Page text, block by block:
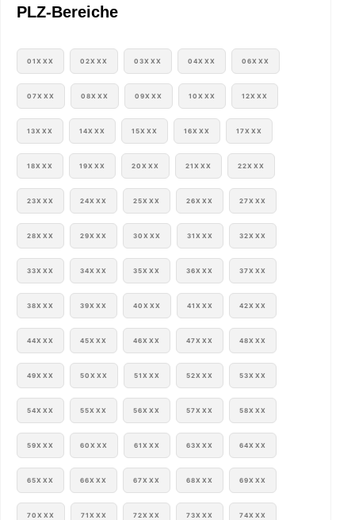
PLZ-Bereiche
01XXX 02XXX 03XXX 04XXX 06XXX
07XXX 08XXX 09XXX 10XXX 12XXX
13XXX 14XXX 15XXX 16XXX 17XXX
18XXX 19XXX 20XXX 21XXX 22XXX
23XXX 24XXX 25XXX 26XXX 27XXX
28XXX 29XXX 30XXX 31XXX 32XXX
33XXX 34XXX 35XXX 36XXX 37XXX
38XXX 39XXX 40XXX 41XXX 42XXX
44XXX 45XXX 46XXX 47XXX 48XXX
49XXX 50XXX 51XXX 52XXX 53XXX
54XXX 55XXX 56XXX 57XXX 58XXX
59XXX 60XXX 61XXX 63XXX 64XXX
65XXX 66XXX 67XXX 68XXX 69XXX
70XXX 71XXX 72XXX 73XXX 74XXX